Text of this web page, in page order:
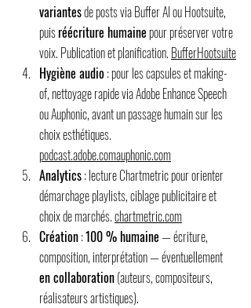
variantes de posts via Buffer AI ou Hootsuite,
puis réécriture humaine pour préserver votre
voix. Publication et planification. BufferHootsuite
Hygiène audio : pour les capsules et making-
of, nettoyage rapide via Adobe Enhance Speech
ou Auphonic, avant un passage humain sur les
choix esthétiques.
podcast.adobe.comauphonic.com
Analytics : lecture Chartmetric pour orienter
démarchage playlists, ciblage publicitaire et
choix de marchés. chartmetric.com
Création : 100 % humaine — écriture,
composition, interprétation — éventuellement
en collaboration (auteurs, compositeurs,
réalisateurs artistiques).